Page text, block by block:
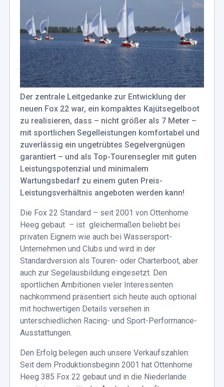
Der zentrale Leitgedanke zur Entwicklung der
neuen Fox 22 war, ein kompaktes Kajütsegelboot
zu realisieren, dass – nicht größer als 7 Meter –
mit sportlichen Segelleistungen komfortabel und
zuverlässig ein ungetrübtes Segelvergnügen
garantiert – und als Top-Tourensegler mit guten
Leistungspotenzial und minimalem
Wartungsbedarf zu einem guten Preis-
Leistungsverhältnis angeboten werden kann!
Die Fox 22 Standard – seit 2001 von Ottenhome
Heeg gebaut – ist gleichermaßen beliebt bei
privaten Eignern wie auch bei Wassersport-
Unternehmen und Clubs und wird in der
Standardversion als Touren- oder Charterboot, aber
auch zur Segelausbildung eingesetzt. Den
sportlichen Ambitionen vieler Interessenten
nachkommend präsentiert sich heute auch optional
mit hochwertigen Details versehen in
unterschiedlichen Racing- und Sport-Performance-
Ausstattungen.
Den Erfolg belegen auch unsere Verkaufszahlen:
Seit dem Produktionsbeginn 2001 hat Ottenhome
Heeg 385 Fox 22 gebaut und in die Niederlande